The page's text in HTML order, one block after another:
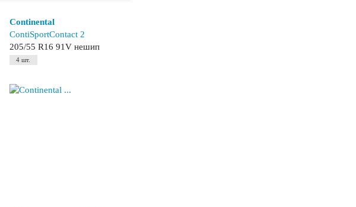
Continental
ContiSportContact 2
205/55 R16 91V нешип
4 шт.